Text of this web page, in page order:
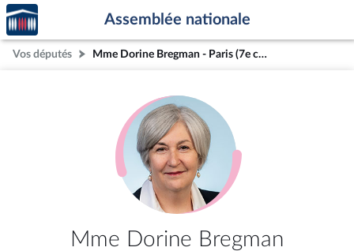
Aller au contenu
Aller en bas de la page
Accèder
à la
page
d'accueil
Assemblée nationale
Vos députés Mme Dorine Bregman - Paris (7e circonscription)
Mme Dorine Bregman